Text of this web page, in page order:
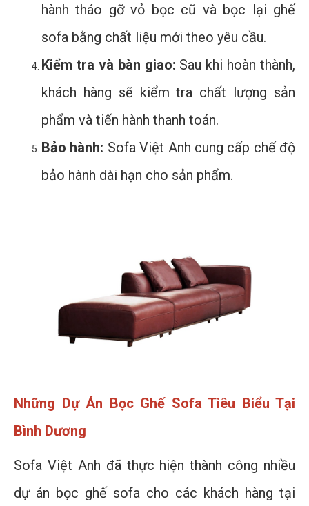
hành tháo gỡ vỏ bọc cũ và bọc lại ghế
sofa bằng chất liệu mới theo yêu cầu.
Kiểm tra và bàn giao: Sau khi hoàn thành,
khách hàng sẽ kiểm tra chất lượng sản
phẩm và tiến hành thanh toán.
Bảo hành: Sofa Việt Anh cung cấp chế độ
bảo hành dài hạn cho sản phẩm.
Những Dự Án Bọc Ghế Sofa Tiêu Biểu Tại
Bình Dương
Sofa Việt Anh đã thực hiện thành công nhiều
dự án bọc ghế sofa cho các khách hàng tại